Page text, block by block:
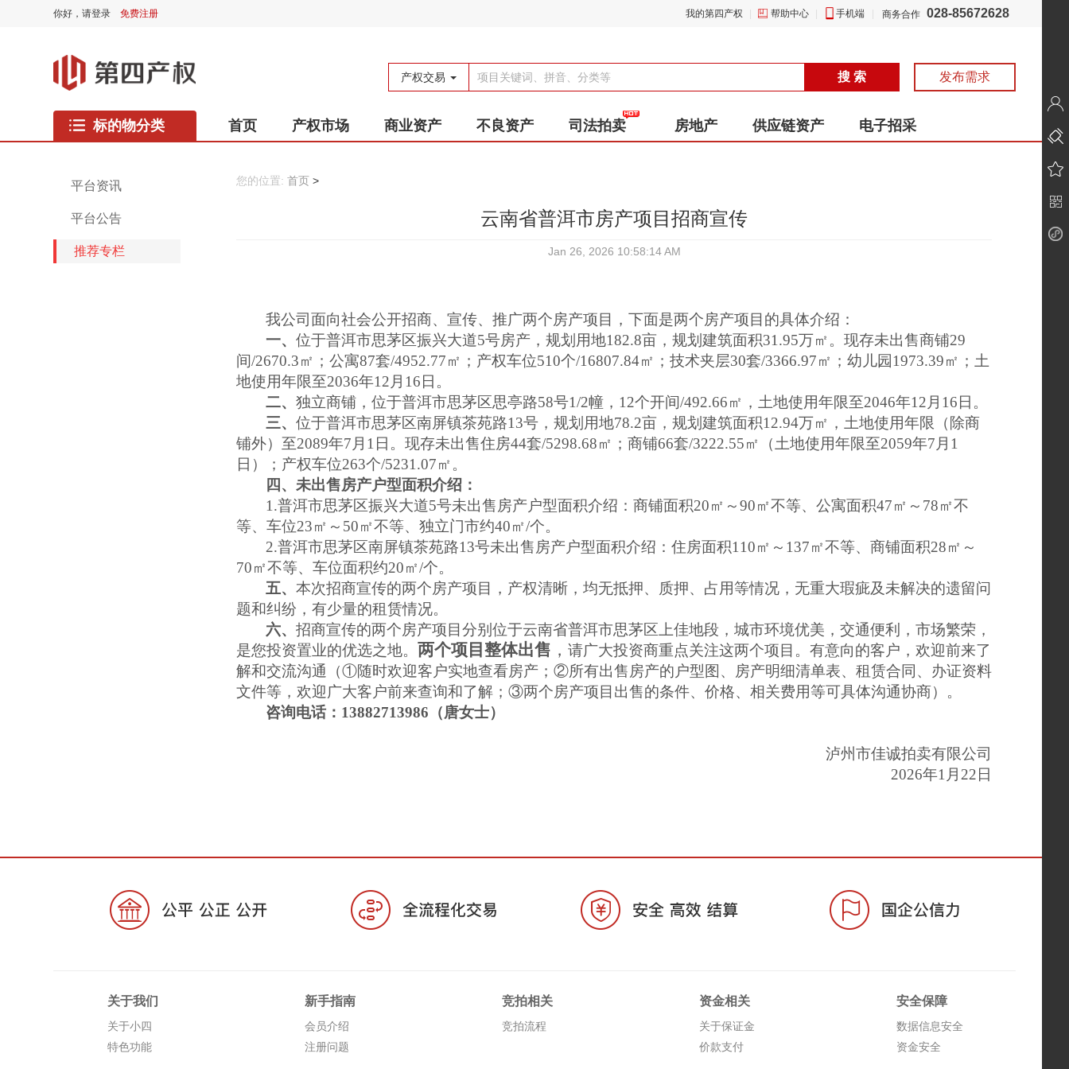
你好， 请登录 免费注册 我的第四产权 帮助中心 手机端 商务合作 028-85672628
产权交易 搜 索 发布需求
标的物分类 首页 产权市场 商业资产 不良资产 司法拍卖 房地产 供应链资产
电子招采
平台资讯
平台公告
推荐专栏
您的位置: 首页 >
云南省普洱市房产项目招商宣传
Jan 26, 2026 10:58:14 AM
我公司面向社会公开招商、宣传、推广两个房产项目 ，下面是两个房产项目的具体介绍：
一、位于普洱市思茅区振兴大道5号房产，规划用地182.8亩，规划建筑面积31.95万㎡。现存未出售商铺29
间/2670.3㎡；公寓87套/4952.77㎡；产权车位510个/16807.84㎡；技术夹层30套/3366.97㎡；幼儿园1973.39㎡；土
地使用年限至2036年12月16日。
二、独立商铺，位于普洱市思茅区思亭路58号1/2幢，12个开间/492.66㎡，土地使用年限至2046年12月16日。
三、位于普洱市思茅区南屏镇茶苑路13号，规划用地78.2亩，规划建筑面积12.94万㎡，土地使用年限（除商
铺外）至2089年7月1日。现存未出售住房44套/5298.68㎡；商铺66套/3222.55㎡（土地使用年限至2059年7月1
日）；产权车位263个/5231.07㎡。
四、未出售房产户型面积介绍：
1.普洱市思茅区振兴大道5号未出售房产户型面积介绍：商铺面积20㎡～90㎡不等、公寓面积47㎡～78㎡不
等、车位23㎡～50㎡不等、独立门市约40㎡/个。
2.普洱市思茅区南屏镇茶苑路13号未出售房产户型面积介绍：住房面积110㎡～137㎡不等、商铺面积28㎡～
70㎡不等、车位面积约20㎡/个。
五、本次招商宣传的两个房产项目，产权清晰，均无抵押、质押、占用等情况，无重大瑕疵及未解决的遗留问
题和纠纷，有少量的租赁情况。
六、招商宣传的两个房产项目分别位于云南省普洱市思茅区上佳地段，城市环境优美，交通便利，市场繁荣 ，
是您投资置业的优选之地。 两个项目整体出售 ， 请广大投资商重点关注这两个项目 。 有意向的客户，欢迎前来了
解和交流沟通 （①随时欢迎客户实地查看房产； ②所有出售房产的户型图、房产明细清单表、租赁合同、办证资料
文件等，欢迎广大客户前来查询和了解； ③两个房产项目出售的条件、价格、相关费用等可具体沟通协商）。
咨询电话： 13882713986（唐女士）
泸州市佳诚拍卖有限公司
2026年1月 22 日
关于我们
关于小四
特色功能
新手指南
会员介绍
注册问题
竞拍相关
竞拍流程
资金相关
关于保证金
价款支付
安全保障
数据信息安全
资金安全